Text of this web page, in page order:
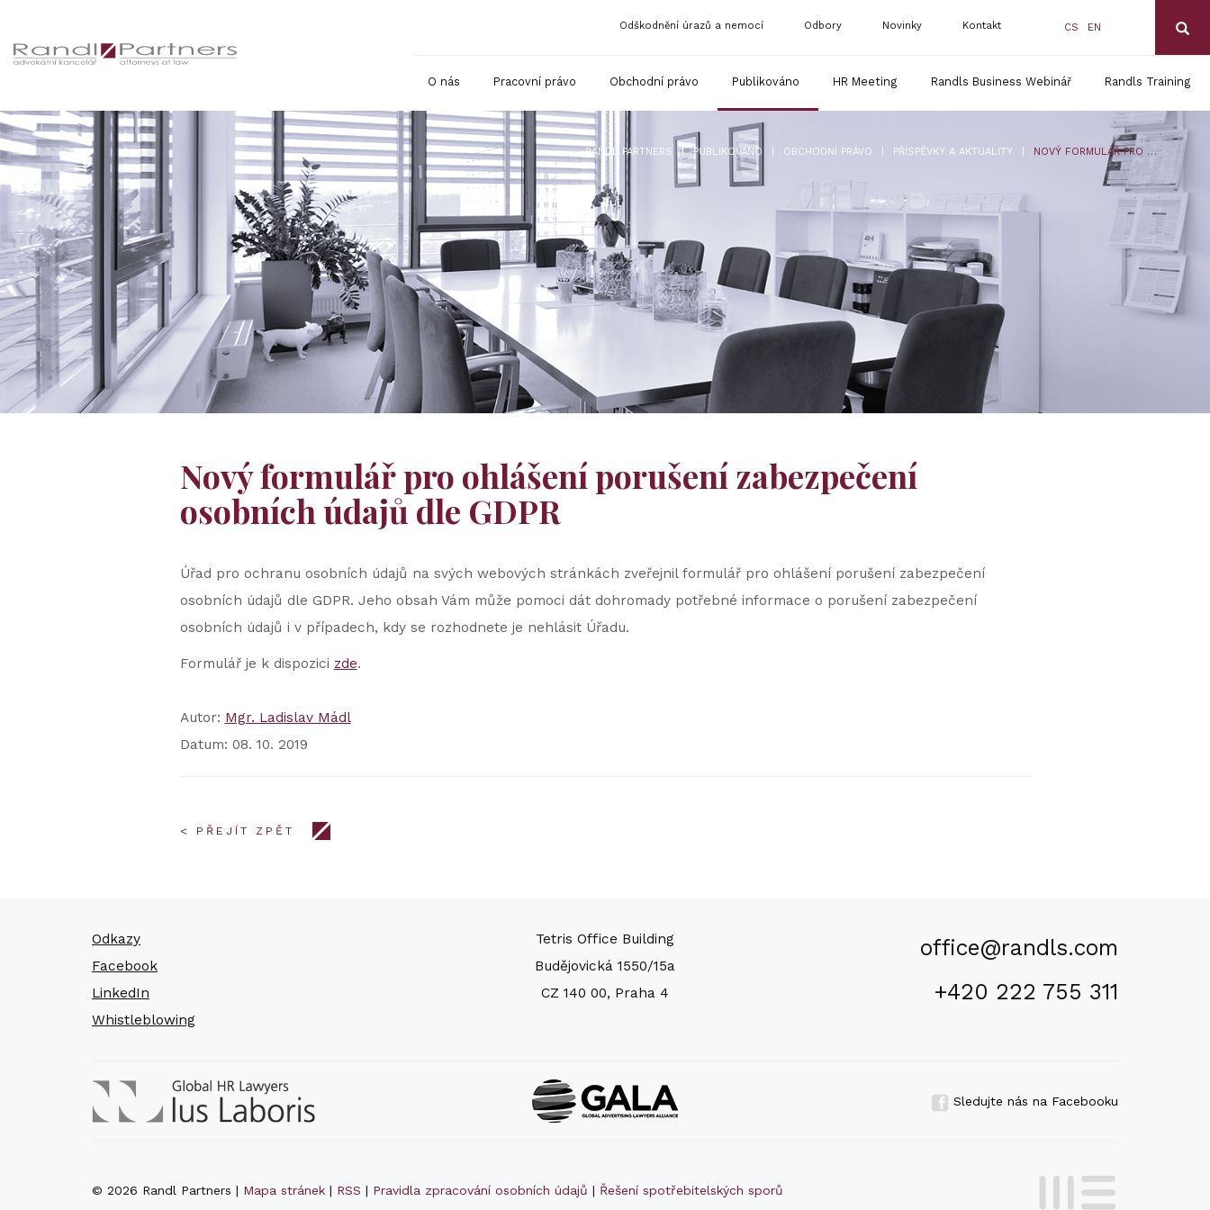
CS EN
Odškodnění úrazů a nemocí Odbory Novinky Kontakt
O nás Pracovní právo Obchodní právo Publikováno HR Meeting Randls Business Webinář Randls Training
RANDL PARTNERS | PUBLIKOVÁNO OBCHODNÍ PRÁVO PŘÍSPĚVKY A AKTUALITY NOVÝ FORMULÁŘ PRO OHLÁŠENÍ PORUŠENÍ ZABEZPEČENÍ OSOBNÍCH ÚDAJŮ DLE GDPR
Nový formulář pro ohlášení porušení zabezpečení
osobních údajů dle GDPR
Úřad pro ochranu osobních údajů na svých webových stránkách zveřejnil formulář pro ohlášení porušení zabezpečení
osobních údajů dle GDPR. Jeho obsah Vám může pomoci dát dohromady potřebné informace o porušení zabezpečení
osobních údajů i v případech, kdy se rozhodnete je nehlásit Úřadu.
Formulář je k dispozici zde.
Autor: Mgr. Ladislav Mádl
Datum: 08. 10. 2019
< PŘEJÍT ZPĚT
Odkazy
Facebook
LinkedIn
Whistleblowing
Tetris Office Building
Budějovická 1550/15a
CZ 140 00, Praha 4
office@randls.com
+420 222 755 311
Sledujte nás na Facebooku
© 2026 Randl Partners | Mapa stránek | RSS | Pravidla zpracování osobních údajů | Řešení spotřebitelských sporů